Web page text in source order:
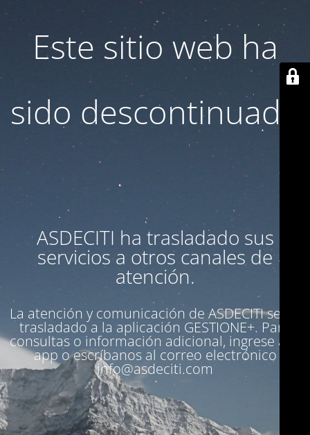
Este sitio web ha
sido descontinuado
ASDECITI ha trasladado sus
servicios a otros canales de
atención.
La atención y comunicación de ASDECITI se ha
trasladado a la aplicación GESTIONE+. Para
consultas o información adicional, ingrese a la
app o escríbanos al correo electrónico
info@asdeciti.com